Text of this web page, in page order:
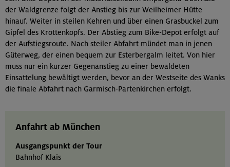
der Waldgrenze folgt der Anstieg bis zur Weilheimer Hütte
hinauf. Weiter in steilen Kehren und über einen Grasbuckel zum
Gipfel des Krottenkopfs. Der Abstieg zum Bike-Depot erfolgt auf
der Aufstiegsroute. Nach steiler Abfahrt mündet man in jenen
Güterweg, der einen bequem zur Esterbergalm leitet. Von hier
muss nur ein kurzer Gegenanstieg zu einer bewaldeten
Einsattelung bewältigt werden, bevor an der Westseite des Wanks
die finale Abfahrt nach Garmisch-Partenkirchen erfolgt.
Anfahrt ab München
Ausgangspunkt der Tour
Bahnhof Klais